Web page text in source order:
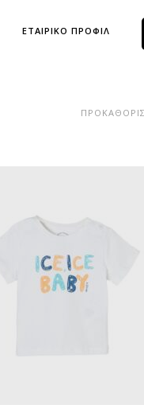
ΕΤΑΙΡΙΚΟ ΠΡΟΦΙΛ